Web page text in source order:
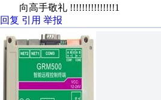
向高手敬礼 !!!!!!!!!!!!!!!1
回复 引用 举报